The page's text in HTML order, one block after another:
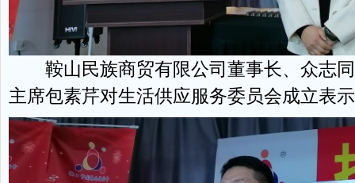
鞍山民族商贸有限公司董事长、众志同
主席包素芹对生活供应服务委员会成立表